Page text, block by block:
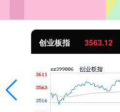
创业板指 3563.12